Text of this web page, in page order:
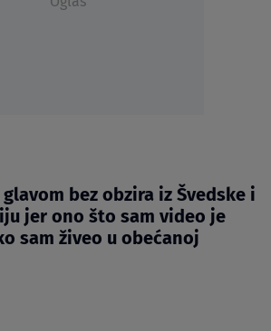
bez obzira iz Švedske i
jer ono što sam video je
sam živeo u obećanoj